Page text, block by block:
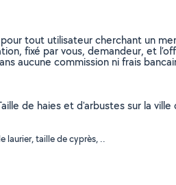
tout utilisateur cherchant un
fixé par vous, demandeur, et
aucune commission ni frais
de haies et d'arbustes sur la
laurier, taille de cyprès, ..